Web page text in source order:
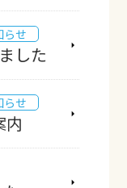
した
らせ
内
らせ